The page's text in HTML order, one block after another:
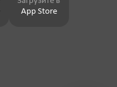
App Store